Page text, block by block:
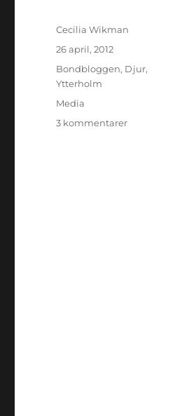
Författare
Cecilia Wikman
Publicerat
26 april, 2012
Kategorier
Bondbloggen, Djur,
Ytterholm
Etiketter
Media
3 kommentarertill